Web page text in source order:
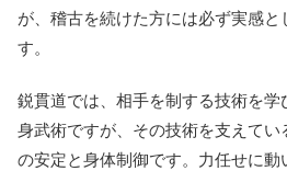
が、稽古を続けた方には必ず実感
す。
鋭貫道では、相手を制する技術を
身武術ですが、その技術を支えて
の安定と身体制御です。力任せに動